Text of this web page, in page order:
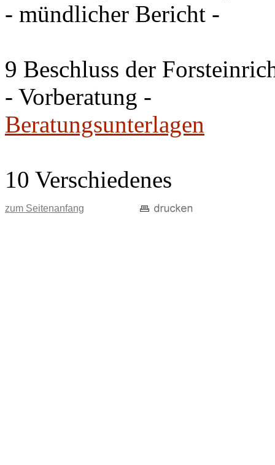
- mündlicher Bericht -
9 Beschluss der
- Vorberatung -
Beratungsunterlagen
10 Verschiedenes
zum Seitenanfang